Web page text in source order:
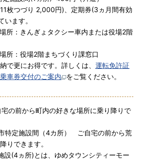
つづり 2,000円)、定期券(3ヵ月間有効
ます。
きんぎょタクシー車内または役場2階
役場2階まちづくり課窓口
更にお得です。詳しくは、 運転免許証
車券交付のご案内
をご覧ください。
の前から町内の好きな場所に乗り降りで
特定施設間（4カ所） ご自宅の前から荒
りできます。
ヵ所)とは、ゆめタウンシティーモー